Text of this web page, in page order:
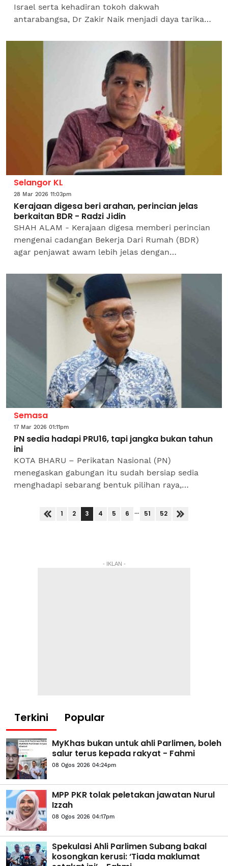
Israel serta kehadiran tokoh dakwah
antarabangsa, Dr Zakir Naik menjadi daya tarikan
Kali Ke-5 yang berlangsung...
Selangor KL
28 Mar 2026 11:03pm
Kerajaan digesa beri arahan, perincian jelas
berkaitan BDR - Radzi Jidin
SHAH ALAM - Kerajaan digesa memberi perincian
mengenai cadangan Bekerja Dari Rumah (BDR)
agar penjawat awam lebih jelas dengan
Putrajaya, Datuk Dr Mohd...
Semasa
17 Mar 2026 01:11pm
PN sedia hadapi PRU16, tapi jangka bukan tahun
ini
KOTA BHARU – Perikatan Nasional (PN)
menegaskan gabungan itu sudah bersiap sedia
menghadapi sebarang bentuk pilihan raya,
Raya Negeri (PRN) Melaka pada...
1 2 3 4 5 6 ... 51 52
- IKLAN -
Terkini Popular
MyKhas bukan untuk ahli Parlimen, boleh
salur terus kepada rakyat - Fahmi
08 Ogos 2026 04:24pm
MPP PKR tolak peletakan jawatan Nurul
Izzah
08 Ogos 2026 04:17pm
Spekulasi Ahli Parlimen Subang bakal
kosongkan kerusi: ‘Tiada maklumat